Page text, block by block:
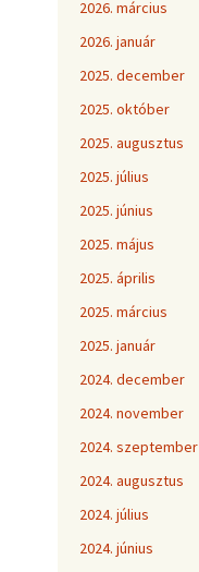
2026. március
2026. január
2025. december
2025. október
2025. augusztus
2025. július
2025. június
2025. május
2025. április
2025. március
2025. január
2024. december
2024. november
2024. szeptember
2024. augusztus
2024. július
2024. június